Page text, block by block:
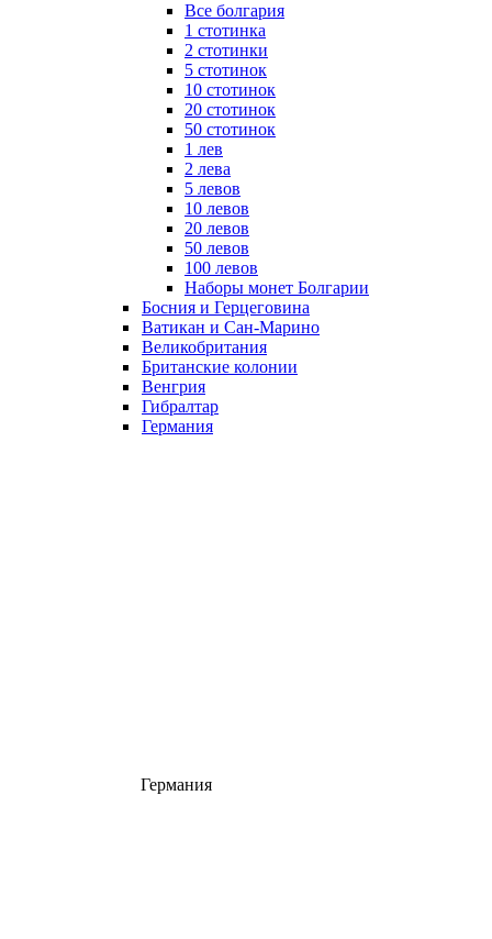
Все болгария
1 стотинка
2 стотинки
5 стотинок
10 стотинок
20 стотинок
50 стотинок
1 лев
2 лева
5 левов
10 левов
20 левов
50 левов
100 левов
Наборы монет Болгарии
Босния и Герцеговина
Ватикан и Сан-Марино
Великобритания
Британские колонии
Венгрия
Гибралтар
Германия
Германия